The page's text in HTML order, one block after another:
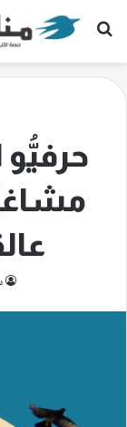
بحث عن
حرفيُّو